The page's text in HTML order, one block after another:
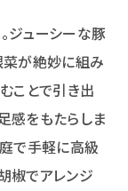
ジューシーな豚
菜が絶妙に組み
ことで引き出
感をもたらしま
で手軽に高級
椒でアレンジ